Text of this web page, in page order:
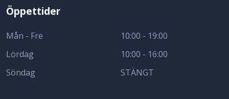
Öppettider
Mån - Fre
Lördag
Söndag
10:00 - 19:00
10:00 - 16:00
STÄNGT